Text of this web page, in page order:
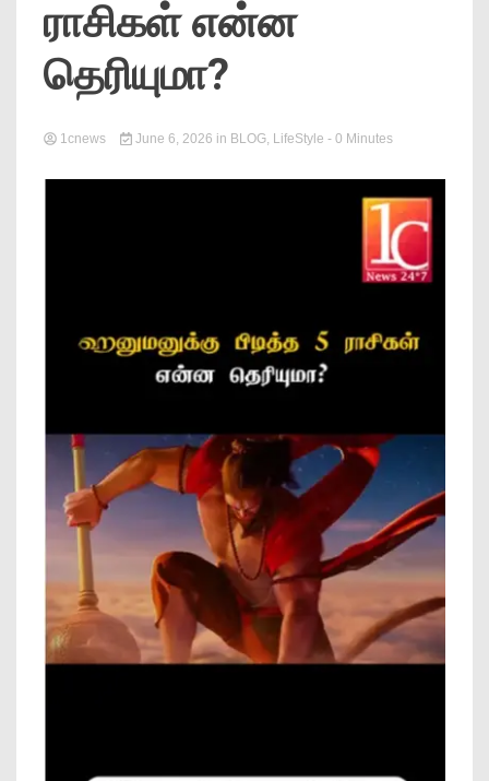
News
Online
ராசிகள் என்ன
தெரியுமா?
1cnews June 6, 2026 in BLOG, LifeStyle - 0 Minutes